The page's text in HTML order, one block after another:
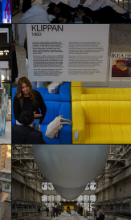
Samuele Paganotti
1st (First)
Samuele Paganotti